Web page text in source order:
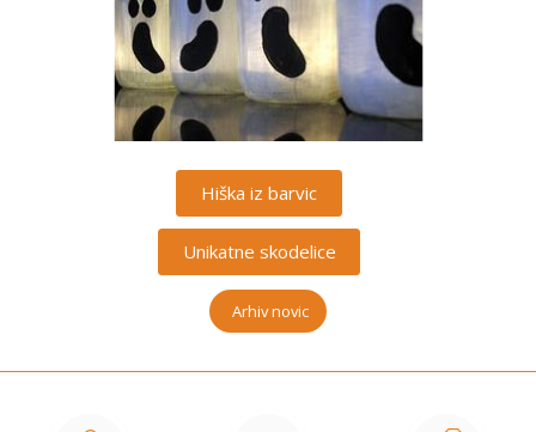
Hiška iz barvic
Unikatne skodelice
Arhiv novic